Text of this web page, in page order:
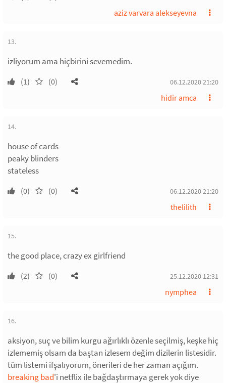
aziz varvara alekseyevna
13.
izliyorum ama hiçbirini sevemedim.
(1) (0) 06.12.2020 21:20
hidir amca
14.
house of cards
peaky blinders
stateless
(0) (0) 06.12.2020 21:20
thelilith
15.
the good place, crazy ex girlfriend
(2) (0) 25.12.2020 12:31
nymphea
16.
aksiyon, suç ve bilim kurgu ağırlıklı özenle seçilmiş, keşke hiç
izlememiş olsam da baştan izlesem değim dizilerin listesidir.
tüm listemi ifşalıyorum, önerileri de her zaman açığım.
breaking bad'i netflix ile bağdaştırmaya gerek yok diye